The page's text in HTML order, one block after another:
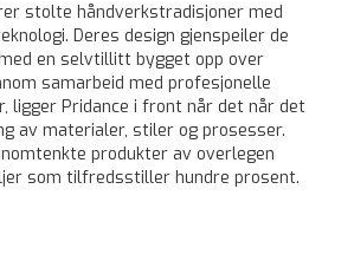
stolte håndverkstradisjoner med
Deres design gjenspeiler de
en selvtillitt bygget opp over
samarbeid med profesjonelle
ligger Pridance i front når det når det
av materialer, stiler og prosesser.
produkter av overlegen
som tilfredsstiller hundre prosent.